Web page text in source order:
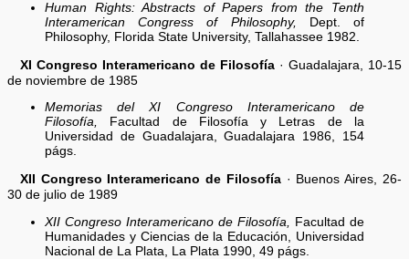
Human Rights: Abstracts of Papers from the Tenth
Interamerican Congress of Philosophy, Dept. of
Philosophy, Florida State University, Tallahassee 1982.
XI Congreso Interamericano de Filosofía· Guadalajara, 10-15
de noviembre de 1985
Memorias del XI Congreso Interamericano de
Filosofía, Facultad de Filosofía y Letras de la
Universidad de Guadalajara, Guadalajara 1986, 154
págs.
XII Congreso Interamericano de Filosofía· Buenos Aires, 26-
30 de julio de 1989
XII Congreso Interamericano de Filosofía,
Facultad de
Humanidades y Ciencias de la Educación, Universidad
Nacional de La Plata, La Plata 1990, 49 págs.